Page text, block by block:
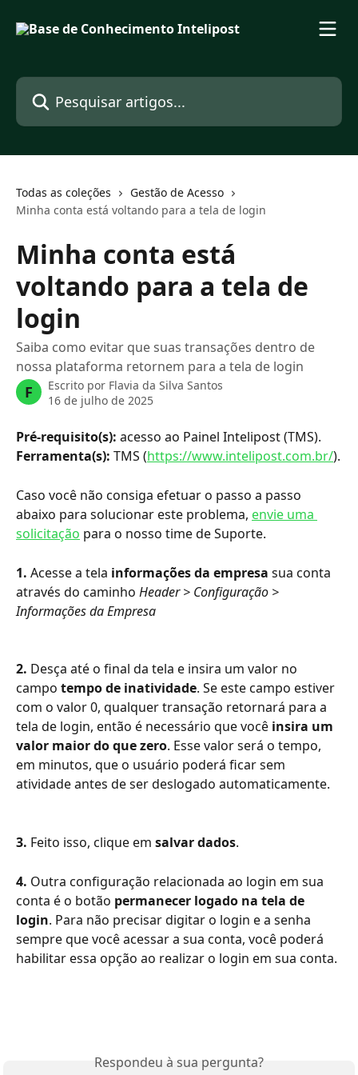
Pesquisar artigos...
Todas as coleções
Gestão de Acesso
Minha conta está voltando para a tela de login
Minha conta está
voltando para a tela de
login
Saiba como evitar que suas transações dentro de
nossa plataforma retornem para a tela de login
F Escrito por Flavia da Silva Santos
16 de julho de 2025
Pré-requisito(s): acesso ao Painel Intelipost (TMS).
Ferramenta(s): TMS (https://www.intelipost.com.br/).
Caso você não consiga efetuar o passo a passo
abaixo para solucionar este problema, envie uma
solicitação para o nosso time de Suporte.
1. Acesse a tela informações da empresa sua conta
através do caminho Header > Configuração >
Informações da Empresa
2. Desça até o final da tela e insira um valor no
campo tempo de inatividade. Se este campo estiver
com o valor 0, qualquer transação retornará para a
tela de login, então é necessário que você insira um
valor maior do que zero. Esse valor será o tempo,
em minutos, que o usuário poderá ficar sem
atividade antes de ser deslogado automaticamente.
3. Feito isso, clique em salvar dados.
4. Outra configuração relacionada ao login em sua
conta é o botão permanecer logado na tela de
login. Para não precisar digitar o login e a senha
sempre que você acessar a sua conta, você poderá
habilitar essa opção ao realizar o login em sua conta.
Respondeu à sua pergunta?